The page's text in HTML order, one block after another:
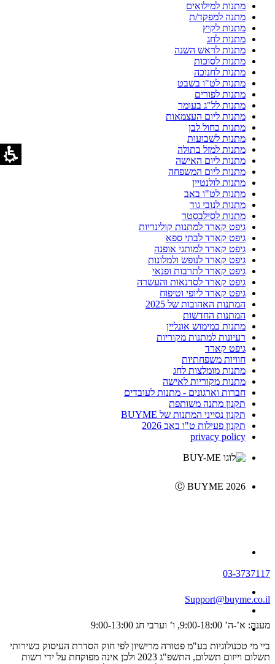
מתנות למילואים
מתנה למפקד/ת
מתנות לקיץ
מתנות לחג
מתנות לראש השנה
מתנות לסוכות
מתנות לחנוכה
מתנות לט"ו בשבט
מתנות לפורים
מתנות לל"ג בעומר
מתנות ליום העצמאות
מתנות כחול לבן
מתנות לשבועות
מתנות למזל בתולה
מתנות ליום האישה
מתנות ליום המשפחה
מתנות לולנטיין
מתנות לט"ו באב
מתנות לנובי גוד
מתנות לסילבסטר
גיפט קארד למתנות קולינריות
גיפט קארד לבתי ספא
גיפט קארד למותגי אופנה
גיפט קארד לנופש ולמלונות
גיפט קארד לתרבות ופנאי
גיפט קארד לסדנאות והעשרה
גיפט קארד ליופי וטיפוח
המתנות האהובות של 2025
המתנות החדשות
מתנות במימוש אונליין
רעיונות למתנות מקוריות
גיפט קארד
חוויות משפחתיות
מתנות מומלצות לחג
מתנות מקוריות לאישה
חברות וארגונים - מתנות לעובדים
תקנון מתנה משותפת
תקנון נסייני המתנות של BUYME
תקנון פעילות ט"ו באב 2026
privacy policy
Ⓒ BUYME 2026
03-3737117
Support@buyme.co.il
מענה: א’-ה’ 9:00-18:00, ו’ וערבי חג 9:00-13:00
ביי מי טכנולוגיות בע"מ פטורה מרישיון לפי חוק הסדרת העיסוק בשירותי
תשלום וייזום תשלום, התשפ"ג 2023 ולכן אינה מפוקחת על ידי רשות